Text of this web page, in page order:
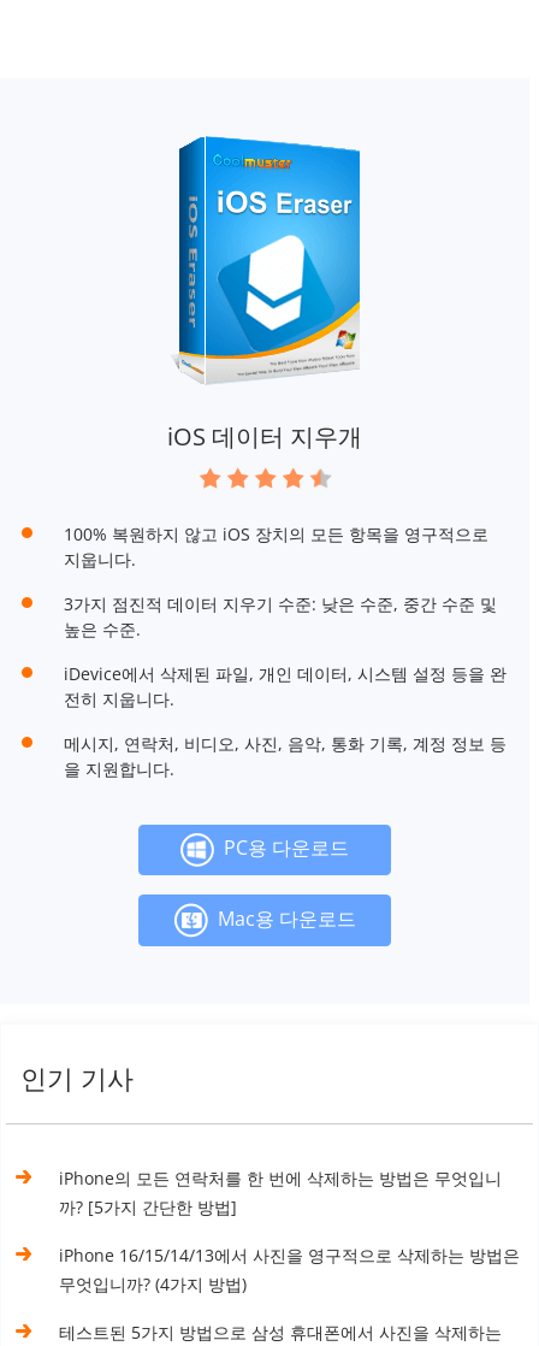
iOS 데이터 지우개
100% 복원하지 않고 iOS 장치의 모든 항목을 영구적으로
지웁니다.
3가지 점진적 데이터 지우기 수준: 낮은 수준, 중간 수준 및
높은 수준.
iDevice에서 삭제된 파일, 개인 데이터, 시스템 설정 등을 완
전히 지웁니다.
메시지, 연락처, 비디오, 사진, 음악, 통화 기록, 계정 정보 등
을 지원합니다.
PC용 다운로드
Mac용 다운로드
인기 기사
iPhone의 모든 연락처를 한 번에 삭제하는 방법은 무엇입니
까? [5가지 간단한 방법]
iPhone 16/15/14/13에서 사진을 영구적으로 삭제하는 방법은
무엇입니까? (4가지 방법)
테스트된 5가지 방법으로 삼성 휴대폰에서 사진을 삭제하는